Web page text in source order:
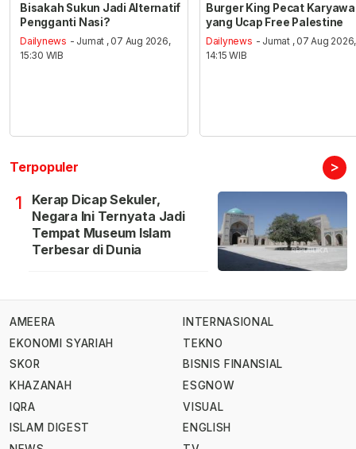
Bisakah Sukun Jadi Alternatif
Pengganti Nasi?
Dailynews - Jumat , 07 Aug 2026,
15:30 WIB
Burger King Pecat
yang Ucap Free Palestine
Dailynews - Jumat , 07 Aug 2026,
14:15 WIB
Terpopuler >
1
Kerap Dicap Sekuler,
Negara Ini Ternyata Jadi
Tempat Museum Islam
Terbesar di Dunia
AMEERA
EKONOMI SYARIAH
SKOR
KHAZANAH
IQRA
ISLAM DIGEST
INTERNASIONAL
TEKNO
BISNIS FINANSIAL
ESGNOW
VISUAL
ENGLISH